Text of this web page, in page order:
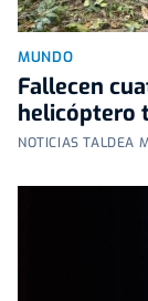
MUNDO
Fallecen
helicóptero
NOTICIAS TALDEA